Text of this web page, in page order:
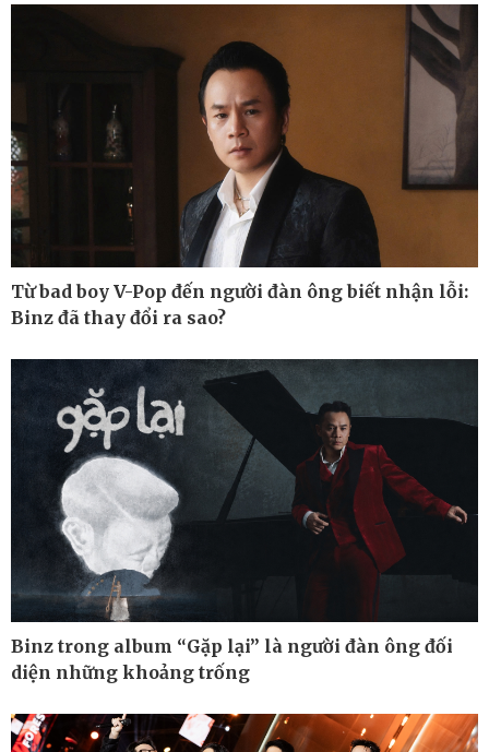
Pháp luật
Tin nóng
Tư vấn luật
Thể thao
Pickleball
Bóng đá quốc tế
Bóng đá Việt Nam
Thế giới thể thao
Lịch thi đấu bóng đá
Từ bad boy V-Pop đến người đàn ông biết nhận lỗi:
Binz đã thay đổi ra sao?
Binz trong album “Gặp lại” là người đàn ông đối
diện những khoảng trống